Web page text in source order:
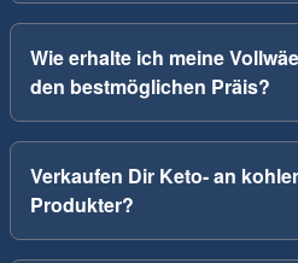
Wie erhalte ich meine
den bestmöglichen Präis?
Verkaufen Dir Keto- an
Produkter?